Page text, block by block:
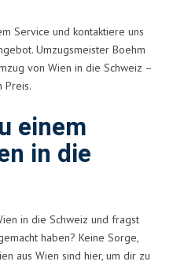
Service und kontaktiere uns
Umzugsmeister Boehm
von Wien in die Schweiz –
Preis.
einem
in die
in die Schweiz und fragst
haben? Keine Sorge,
aus Wien sind hier, um dir zu